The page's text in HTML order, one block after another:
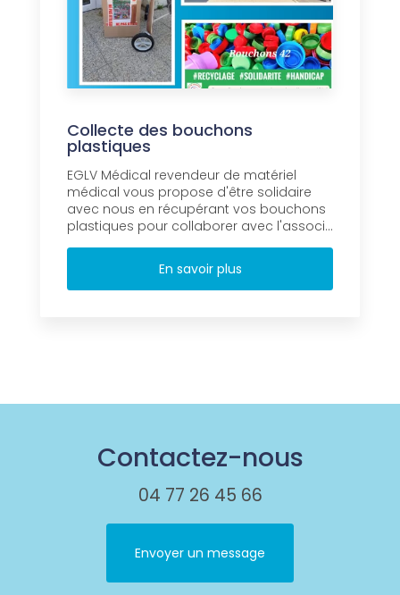
Collecte des bouchons
plastiques
EGLV Médical revendeur de matériel
médical vous propose d'être solidaire
avec nous en récupérant vos bouchons
plastiques pour collaborer avec l'associ...
En savoir plus
Contactez-nous
04 77 26 45 66
Envoyer un message